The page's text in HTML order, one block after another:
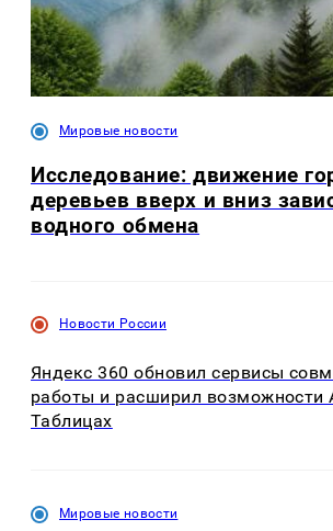
Мировые новости
Исследование: движение
деревьев вверх и вниз
водного обмена
Новости России
Яндекс 360 обновил сервисы
работы и расширил возможности
Таблицах
Мировые новости